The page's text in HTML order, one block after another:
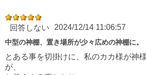
回答しない 2024/12/14 11:06:57
中型の神棚、置き場所が少々広めの神棚に。
とある事を切掛けに、私のカカ様が神
が、